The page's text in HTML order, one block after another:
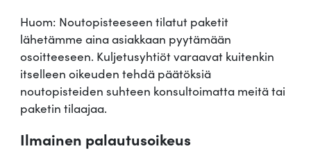
Huom: Noutopisteeseen tilatut paketit
lähetämme aina asiakkaan pyytämään
osoitteeseen. Kuljetusyhtiöt varaavat kuitenkin
itselleen oikeuden tehdä päätöksiä
noutopisteiden suhteen konsultoimatta meitä tai
paketin tilaajaa.
Ilmainen palautusoikeus